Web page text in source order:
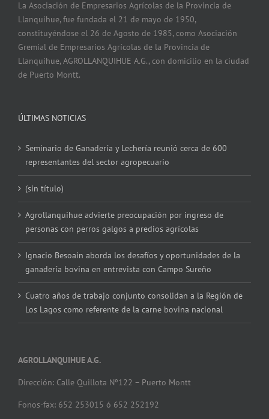
La Asociación de Empresarios Agrícolas de la Provincia de
Llanquihue, fue fundada el 21 de mayo de 1950,
constituyéndose el 26 de Agosto de 1985, como Asociación
Gremial de Empresarios Agrícolas de la Provincia de
Llanquihue, AGROLLANQUIHUE A.G., con domicilio en la ciudad
de Puerto Montt.
ÚLTIMAS NOTICIAS
Seminario de Ganadería y Lechería reunió cerca de 600
representantes del sector agropecuario
(sin título)
Agrollanquihue advierte preocupación por ingreso de
personas con perros galgos a predios agrícolas
Ignacio Besoain aborda los desafíos y oportunidades de la
ganadería bovina en entrevista con Campo Sureño
Cuatro años de trabajo conjunto consolidan a la Región de
Los Lagos como referente de la carne bovina nacional
AGROLLANQUIHUE A.G.
Dirección: Calle Quillota Nº122 – Puerto Montt
Fonos-fax: 652 253015 ó 652 252192